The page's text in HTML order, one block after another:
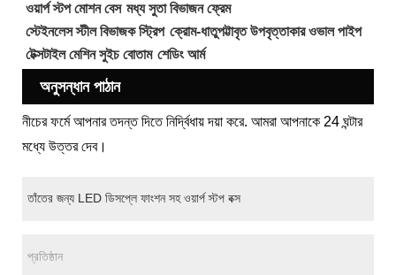
ওয়ার্প স্টপ মোশন বেস মধ্য সুতা বিভাজন ফ্রেম
স্টেইনলেস স্টীল বিভাজক স্ট্রিপ ক্রোম-ধাতুপট্টাবৃত উপবৃত্তাকার ওভাল পাইপ
টেক্সটাইল মেশিন সুইচ বোতাম শেডিং আর্ম
অনুসন্ধান পাঠান
নীচের ফর্মে আপনার তদন্ত দিতে নির্দ্বিধায় দয়া করে. আমরা আপনাকে 24 ঘন্টার
মধ্যে উত্তর দেব।